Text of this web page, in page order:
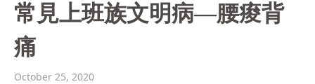
常見上班族文明病—腰痠背
痛
October 25, 2020